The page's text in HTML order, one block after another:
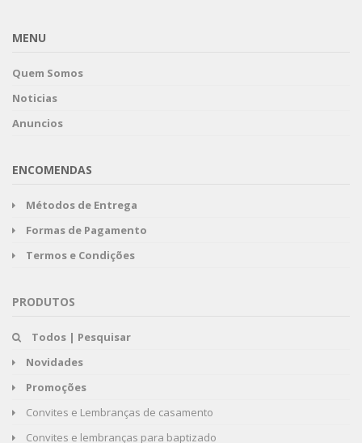
MENU
Quem Somos
Noticias
Anuncios
ENCOMENDAS
Métodos de Entrega
Formas de Pagamento
Termos e Condições
PRODUTOS
Todos | Pesquisar
Novidades
Promoções
Convites e Lembranças de casamento
Convites e lembranças para baptizado